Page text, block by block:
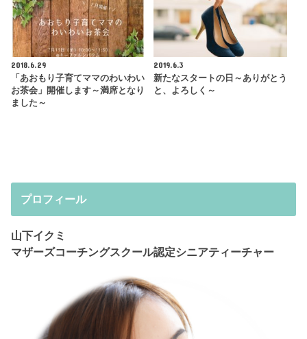
2018.6.29
「あおもり子育てママのわいわい
お茶会」開催します～満席となり
ました～
2019.6.3
新たなスタートの日～ありがとう
と、よろしく～
プロフィール
山下イクミ
マザーズコーチングスクール認定シニアティーチャー